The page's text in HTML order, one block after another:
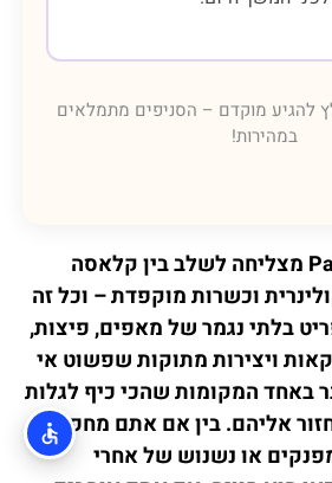
להגיע מוקדם – הסניפים מתמלאים
במהירות!
לסיכום, Patis Bakery מצליחה לשלב בין קלאסה
וכשרות מוקפדת – וכל זה
בלתי נגמר של מאפים, פיצות,
ויצירות מתוקות שפשוט אי
באחד המקומות שהכי כיף לגלות
אליהם. בין אם אתם מחפשים
או נשנוש של אחרי